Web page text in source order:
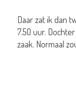
Daar zat ik dan
7.50 uur.
zaak. Normaal